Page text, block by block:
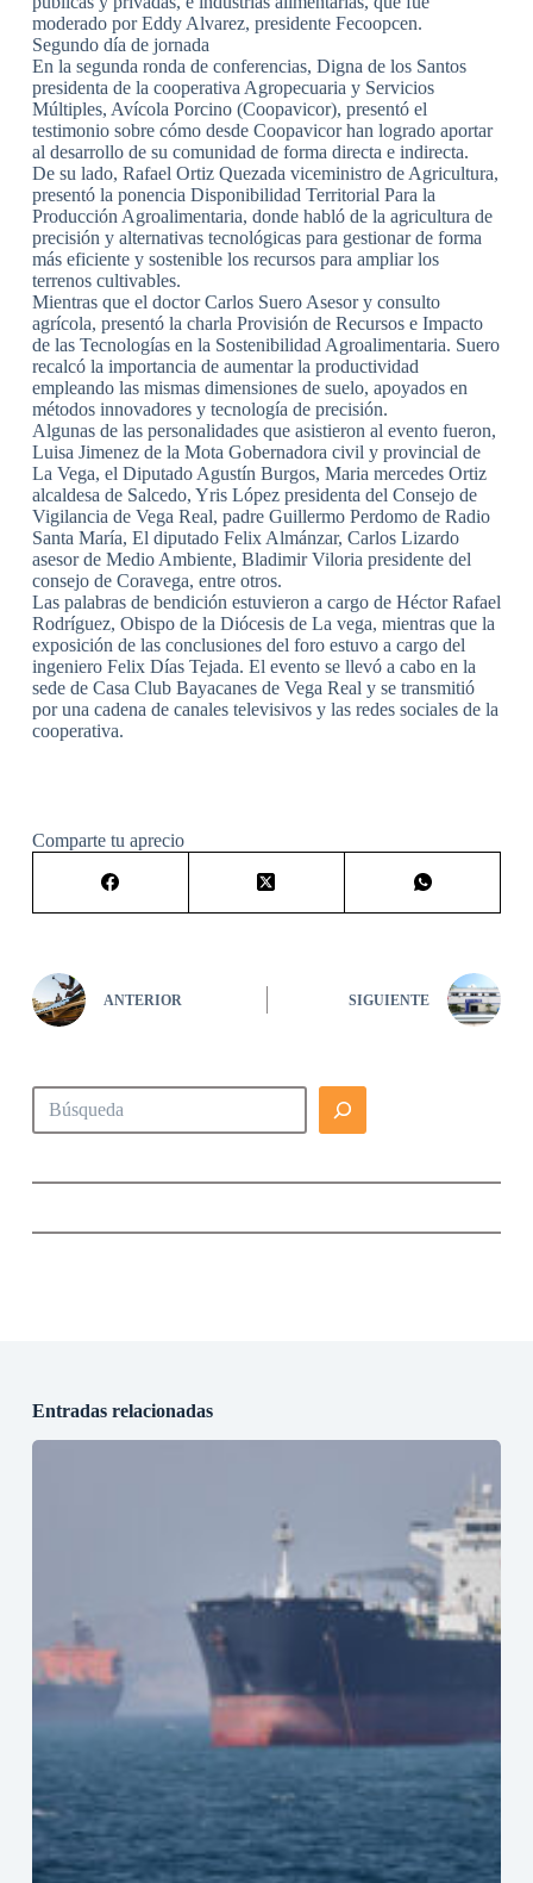
moderado por Eddy Alvarez, presidente Fecoopcen.
Segundo día de jornada
En la segunda ronda de conferencias, Digna de los Santos
presidenta de la cooperativa Agropecuaria y Servicios
Múltiples, Avícola Porcino (Coopavicor), presentó el
testimonio sobre cómo desde Coopavicor han logrado aportar
al desarrollo de su comunidad de forma directa e indirecta.
De su lado, Rafael Ortiz Quezada viceministro de Agricultura,
presentó la ponencia Disponibilidad Territorial Para la
Producción Agroalimentaria, donde habló de la agricultura de
precisión y alternativas tecnológicas para gestionar de forma
más eficiente y sostenible los recursos para ampliar los
terrenos cultivables.
Mientras que el doctor Carlos Suero Asesor y consulto
agrícola, presentó la charla Provisión de Recursos e Impacto
de las Tecnologías en la Sostenibilidad Agroalimentaria. Suero
recalcó la importancia de aumentar la productividad
empleando las mismas dimensiones de suelo, apoyados en
métodos innovadores y tecnología de precisión.
Algunas de las personalidades que asistieron al evento fueron,
Luisa Jimenez de la Mota Gobernadora civil y provincial de
La Vega, el Diputado Agustín Burgos, Maria mercedes Ortiz
alcaldesa de Salcedo, Yris López presidenta del Consejo de
Vigilancia de Vega Real, padre Guillermo Perdomo de Radio
Santa María, El diputado Felix Almánzar, Carlos Lizardo
asesor de Medio Ambiente, Bladimir Viloria presidente del
consejo de Coravega, entre otros.
Las palabras de bendición estuvieron a cargo de Héctor Rafael
Rodríguez, Obispo de la Diócesis de La vega, mientras que la
exposición de las conclusiones del foro estuvo a cargo del
ingeniero Felix Días Tejada. El evento se llevó a cabo en la
sede de Casa Club Bayacanes de Vega Real y se transmitió
por una cadena de canales televisivos y las redes sociales de la
cooperativa.
Comparte tu aprecio
ANTERIOR SIGUIENTE
Buscar
Entradas relacionadas